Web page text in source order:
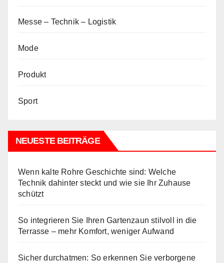
Messe – Technik – Logistik
Mode
Produkt
Sport
NEUESTE BEITRÄGE
Wenn kalte Rohre Geschichte sind: Welche
Technik dahinter steckt und wie sie Ihr Zuhause
schützt
So integrieren Sie Ihren Gartenzaun stilvoll in die
Terrasse – mehr Komfort, weniger Aufwand
Sicher durchatmen: So erkennen Sie verborgene